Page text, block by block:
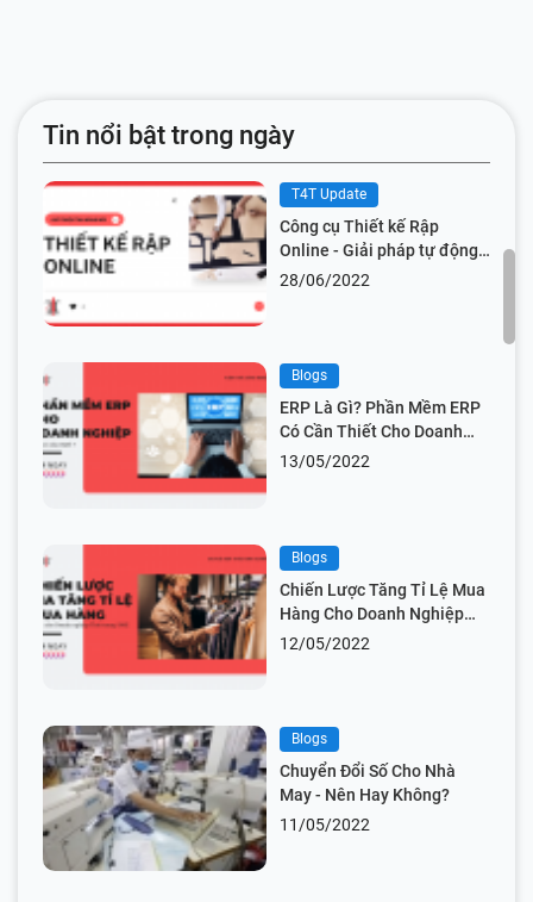
Tin nổi bật trong ngày
T4T Update
Công cụ Thiết kế Rập
Online - Giải pháp tự động
hóa thiết kế giúp tiết kiệm
28/06/2022
Blogs
ERP Là Gì? Phần Mềm ERP
Có Cần Thiết Cho Doanh
Nghiệp?
13/05/2022
Blogs
Chiến Lược Tăng Tỉ Lệ Mua
Hàng Cho Doanh Nghiệp
Thời Trang SME
12/05/2022
Blogs
Chuyển Đổi Số Cho Nhà
May - Nên Hay Không?
11/05/2022